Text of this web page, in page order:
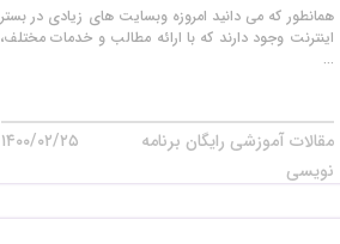
همانطور که می دانید امروزه وبسایت های زیادی در بستر
اینترنت وجود دارند که با ارائه مطالب و خدمات مختلف،
...
مقالات آموزشی رایگان برنامه
نویسی
۱۴۰۰/۰۲/۲۵